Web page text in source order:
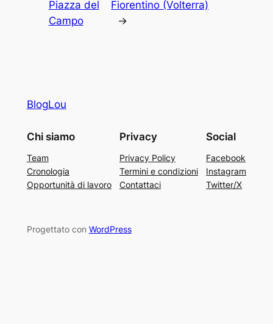
Piazza del
Campo
Fiorentino (Volterra)
→
BlogLou
Chi siamo
Team
Cronologia
Opportunità di lavoro
Privacy
Privacy Policy
Termini e condizioni
Contattaci
Social
Facebook
Instagram
Twitter/X
Progettato con WordPress